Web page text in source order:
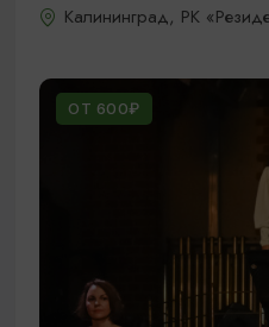
Калининград, РК
ОТ 600₽